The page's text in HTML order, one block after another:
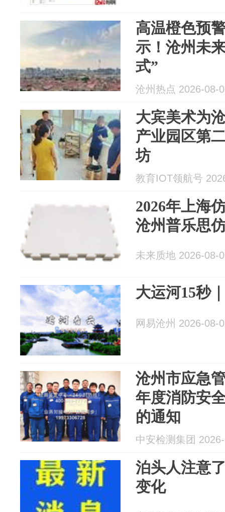
高温橙色预
示！沧州未
式”
沧州热点 2026-08-
大宾美术为
产业园区第
坊
教育IOT领航号
2026年上海
沧州普乐思
未来质地 2026-08-
大运河15秒
网易沧州 2026-08-
沧州市应急
年度消防安
的通知
中安检测集团
泊头人注意
变化